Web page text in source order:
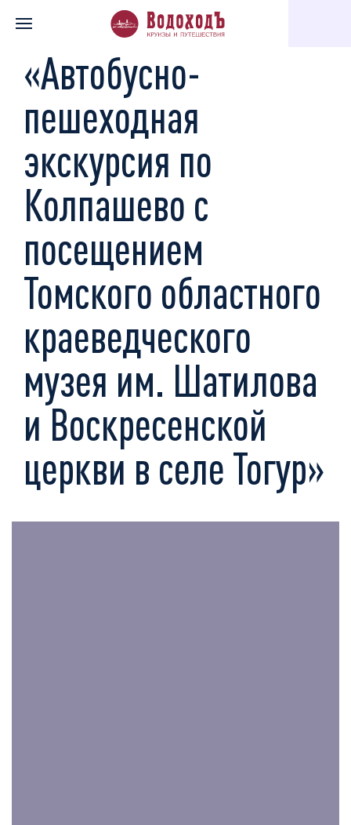
Главная Каталог экскурсий «Автобусно-пешеходная
«Автобусно-
пешеходная
экскурсия по
Колпашево с
посещением
Томского областного
краеведческого
музея им. Шатилова
и Воскресенской
церкви в селе Тогур»